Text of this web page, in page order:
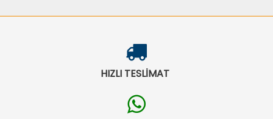
HIZLI TESLİMAT